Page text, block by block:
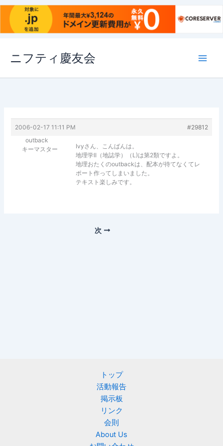
ス
ニフティ慶友会
2006-02-17 11:11 PM
#29812
outback
キーマスター
Ivyさん、こんばんは。
地理学II（地誌学）（L)は第2類ですよ。
地理おたくのoutbackは、配本が待てなくてレ
ポート作ってしまいました。
テキスト楽しみです。
次
トップ
活動報告
掲示板
リンク
会則
About Us